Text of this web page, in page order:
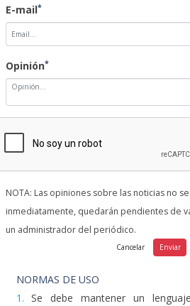
E-mail*
Opinión*
NOTA: Las opiniones sobre las noticias no
inmediatamente, quedarán pendientes de
un administrador del periódico.
NORMAS DE USO
1. Se debe mantener un